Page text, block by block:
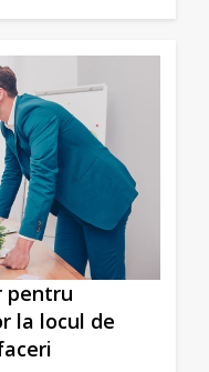
pentru
la locul de